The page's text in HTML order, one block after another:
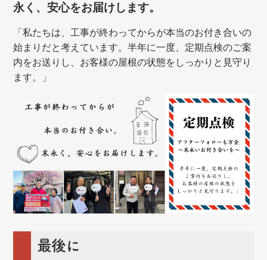
永く、安心をお届けします。
「私たちは、工事が終わってからが本当のお付き合いの
始まりだと考えています。半年に一度、定期点検のご案
内をお送りし、お客様の屋根の状態をしっかりと見守り
ます。」
最後に